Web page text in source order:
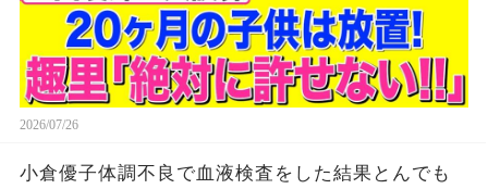
2026/07/26
小倉優子体調不良で血液検査をした結果とんでも